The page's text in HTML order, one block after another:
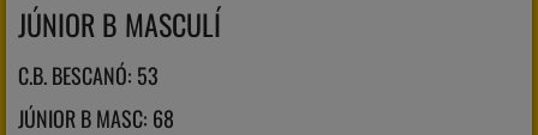
JÚNIOR B MASCULÍ
C.B. BESCANÓ: 53
JÚNIOR B MASC: 68